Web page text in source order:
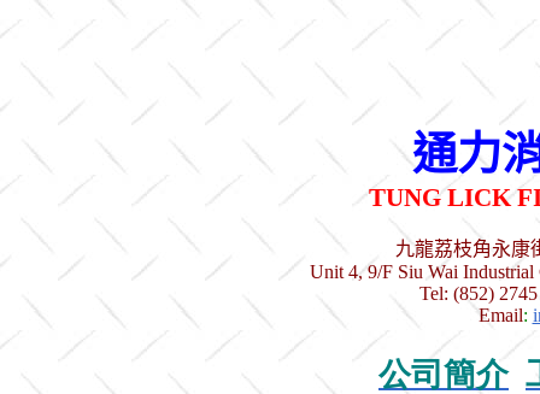
通力
TUNG LICK
九龍荔枝角永康
Unit 4, 9/F Siu Wai Industrial
Tel: (852)
Email:
公司簡介